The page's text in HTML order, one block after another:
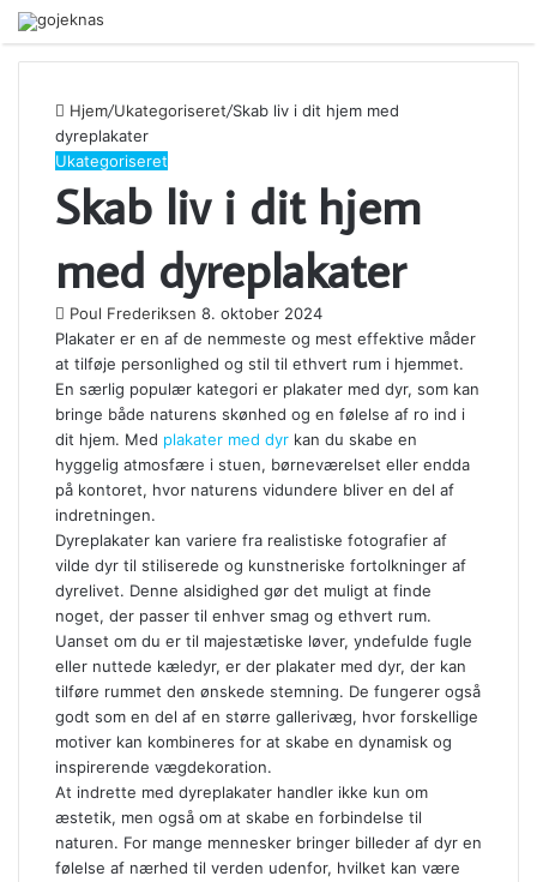
Menu
Hjem/Ukategoriseret/Skab liv i dit hjem med
dyreplakater
Ukategoriseret
Skab liv i dit hjem
med dyreplakater
Poul Frederiksen 8. oktober 2024
Plakater er en af de nemmeste og mest effektive måder
at tilføje personlighed og stil til ethvert rum i hjemmet.
En særlig populær kategori er plakater med dyr, som kan
bringe både naturens skønhed og en følelse af ro ind i
dit hjem. Med plakater med dyr kan du skabe en
hyggelig atmosfære i stuen, børneværelset eller endda
på kontoret, hvor naturens vidundere bliver en del af
indretningen.
Dyreplakater kan variere fra realistiske fotografier af
vilde dyr til stiliserede og kunstneriske fortolkninger af
dyrelivet. Denne alsidighed gør det muligt at finde
noget, der passer til enhver smag og ethvert rum.
Uanset om du er til majestætiske løver, yndefulde fugle
eller nuttede kæledyr, er der plakater med dyr, der kan
tilføre rummet den ønskede stemning. De fungerer også
godt som en del af en større gallerivæg, hvor forskellige
motiver kan kombineres for at skabe en dynamisk og
inspirerende vægdekoration.
At indrette med dyreplakater handler ikke kun om
æstetik, men også om at skabe en forbindelse til
naturen. For mange mennesker bringer billeder af dyr en
følelse af nærhed til verden udenfor, hvilket kan være